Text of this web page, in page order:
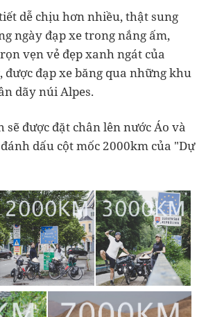
dễ chịu hơn nhiều, thật sung
ngày đạp xe trong nắng ấm,
vẹn vẻ đẹp xanh ngát của
được đạp xe băng qua những khu
dãy núi Alpes.
được đặt chân lên nước Áo và
dấu cột mốc 2000km của "Dự